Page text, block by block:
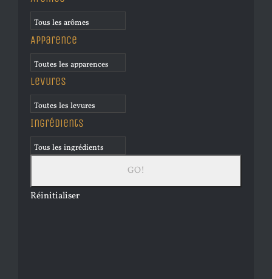
Apparence
Levures
Ingrédients
Réinitialiser